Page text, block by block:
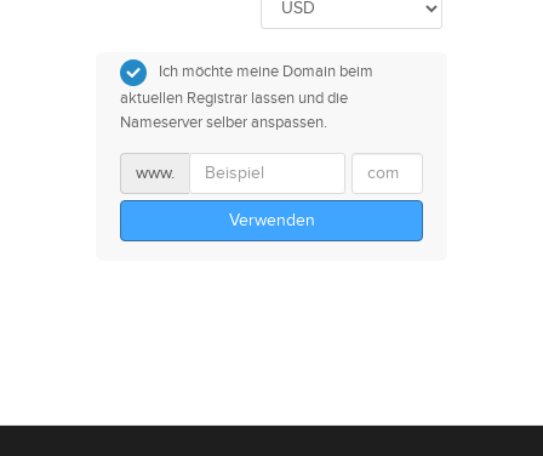
Ich möchte meine Domain beim
aktuellen Registrar lassen und die
Nameserver selber anspassen.
www.
Verwenden